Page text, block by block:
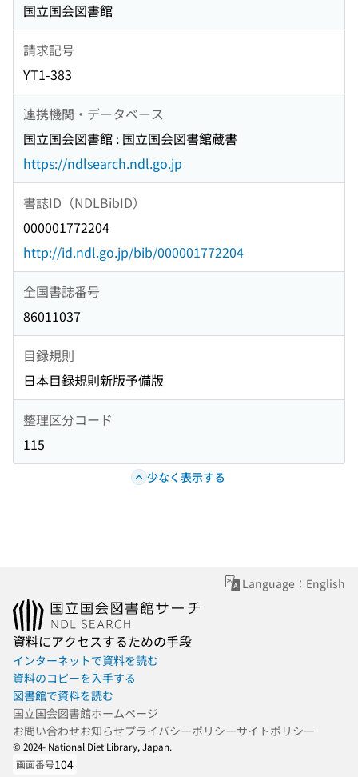
国立国会図書館
請求記号
YT1-383
連携機関・データベース
国立国会図書館 : 国立国会図書館蔵書
https://ndlsearch.ndl.go.jp
書誌ID（NDLBibID）
000001772204
http://id.ndl.go.jp/bib/000001772204
全国書誌番号
86011037
目録規則
日本目録規則新版予備版
整理区分コード
115
少なく表示する
Language：English
資料にアクセスするための手段
インターネットで資料を読む
資料のコピーを入手する
図書館で資料を読む
国立国会図書館ホームページ
お問い合わせお知らせプライバシーポリシーサイトポリシー
© 2024- National Diet Library, Japan.
画面番号104